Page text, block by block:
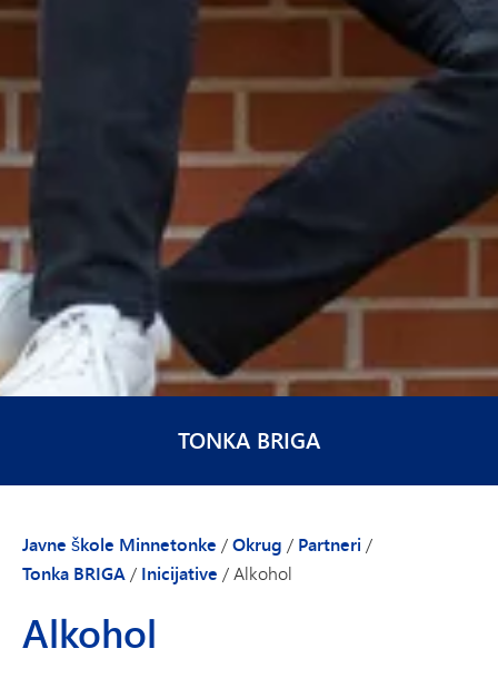
TONKA BRIGA
Javne škole Minnetonke /Okrug / Partneri /
Tonka BRIGA/ Inicijative /Alkohol
Alkohol